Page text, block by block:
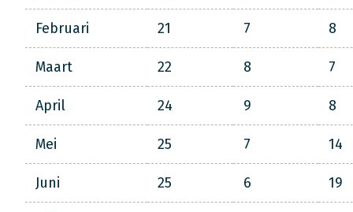
Februari 21 7 8
Maart 22 8 7
April 24 9 8
Mei 25 7 14
Juni 25 6 19